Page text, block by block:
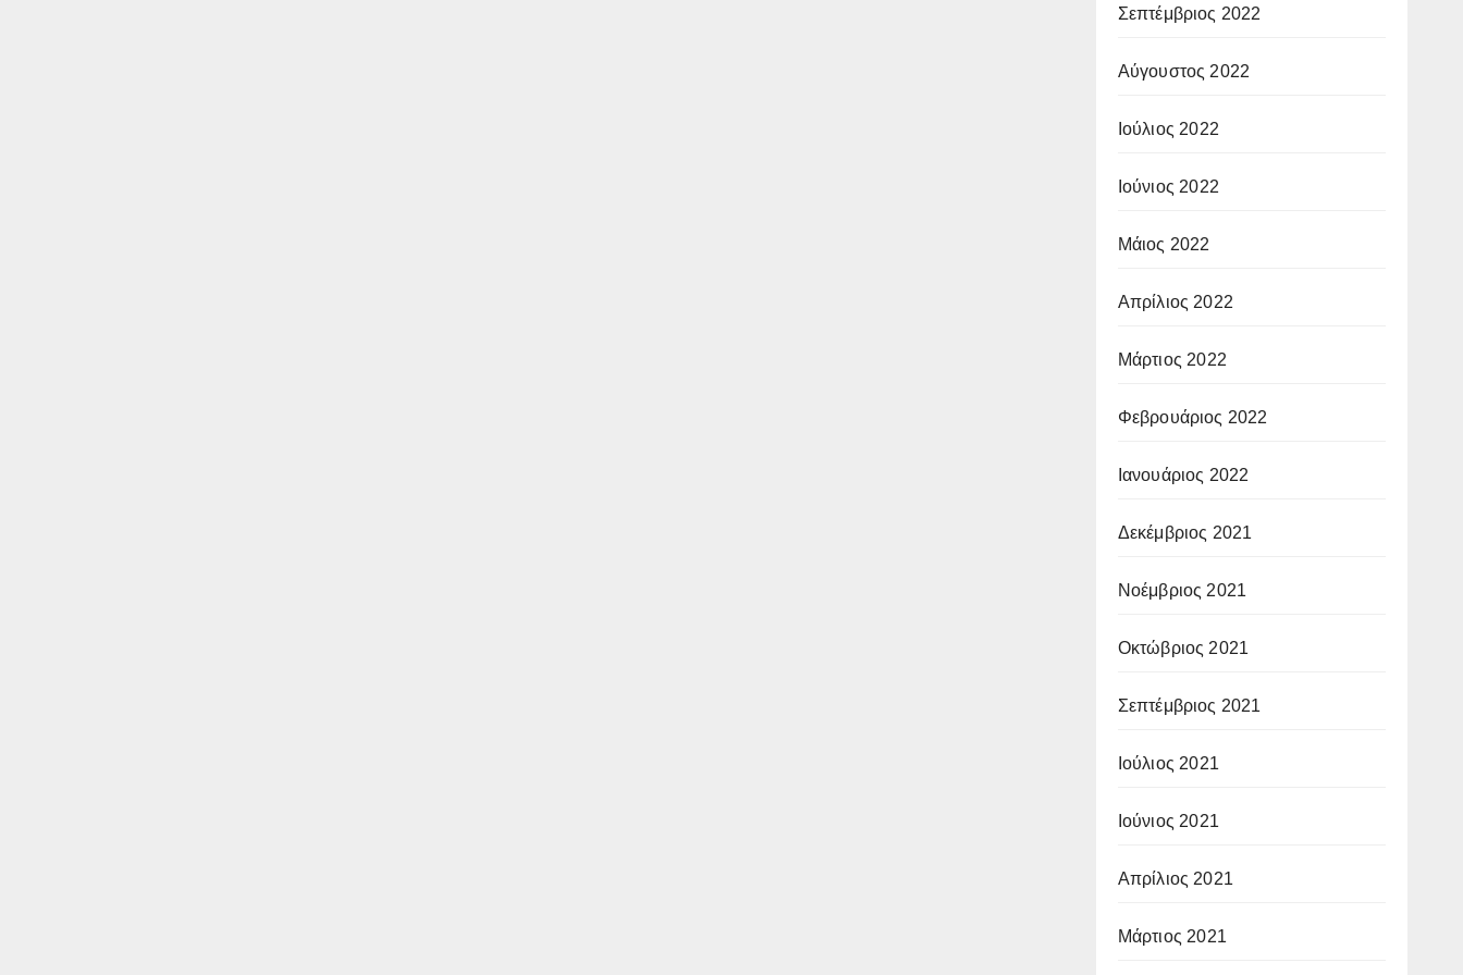
Σεπτέμβριος 2022
Αύγουστος 2022
Ιούλιος 2022
Ιούνιος 2022
Μάιος 2022
Απρίλιος 2022
Μάρτιος 2022
Φεβρουάριος 2022
Ιανουάριος 2022
Δεκέμβριος 2021
Νοέμβριος 2021
Οκτώβριος 2021
Σεπτέμβριος 2021
Ιούλιος 2021
Ιούνιος 2021
Απρίλιος 2021
Μάρτιος 2021